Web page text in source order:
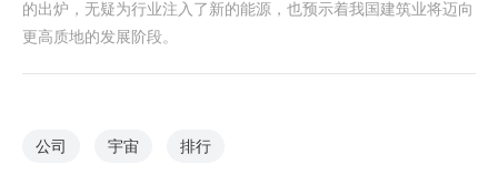
的出炉，无疑为行业注入了新的能源，也预示着我国建筑业将迈向
更高质地的发展阶段。
公司 宇宙 排行